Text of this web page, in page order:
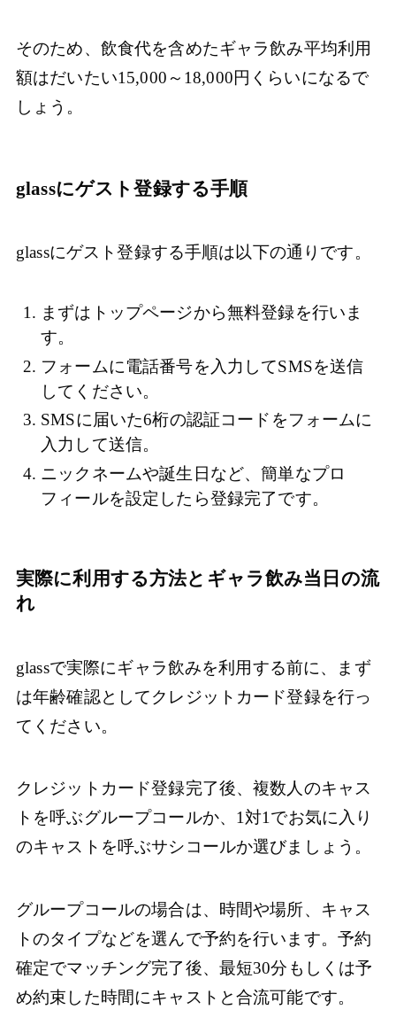
そのため、飲食代を含めたギャラ飲み平均利用
額はだいたい15,000～18,000円くらいになるで
しょう。
glassにゲスト登録する手順
glassにゲスト登録する手順は以下の通りです。
まずはトップページから無料登録を行いま
す。
フォームに電話番号を入力してSMSを送信
してください。
SMSに届いた6桁の認証コードをフォームに
入力して送信。
ニックネームや誕生日など、簡単なプロ
フィールを設定したら登録完了です。
実際に利用する方法とギャラ飲み当日の流
れ
glassで実際にギャラ飲みを利用する前に、まず
は年齢確認としてクレジットカード登録を行っ
てください。
クレジットカード登録完了後、複数人のキャス
トを呼ぶグループコールか、1対1でお気に入り
のキャストを呼ぶサシコールか選びましょう。
グループコールの場合は、時間や場所、キャス
トのタイプなどを選んで予約を行います。予約
確定でマッチング完了後、最短30分もしくは予
め約束した時間にキャストと合流可能です。